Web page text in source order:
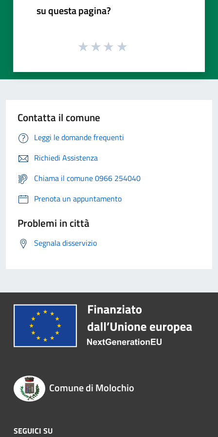
su questa pagina?
Contatta il comune
Leggi le domande frequenti
Richiedi Assistenza
Chiama il comune 0966 254040
Prenota un appuntamento
Problemi in città
Segnala disservizio
Comune di Molochio
SEGUICI SU